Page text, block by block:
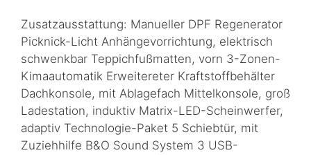
Zusatzausstattung: Manueller DPF Regenerator
Picknick-Licht Anhängevorrichtung, elektrisch
schwenkbar Teppichfußmatten, vorn 3-Zonen-
Kimaautomatik Erweitereter Kraftstoffbehälter
Dachkonsole, mit Ablagefach Mittelkonsole, groß
Ladestation, induktiv Matrix-LED-Scheinwerfer,
adaptiv Technologie-Paket 5 Schiebtür, mit
Zuziehhilfe B&O Sound System 3 USB-